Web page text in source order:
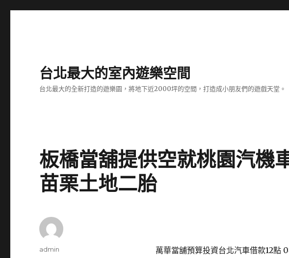
台北最大的室內遊樂空間
台北最大的全新打造的遊樂園，將地下近2000坪的空間，打造成小朋友們的遊戲天堂。
板橋當舖提供空就桃園汽機
苗栗土地二胎
萬華當舖預算投資台北汽車借款12點
作
admin